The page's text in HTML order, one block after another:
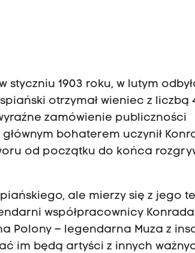
styczniu 1903 roku, w lutym
otrzymał wieniec z liczbą
zamówienie publiczności
bohaterem uczynił
od początku do końca
ale mierzy się z jego
współpracownicy Konrada
Polony – legendarna Muza z
im będą artyści z innych